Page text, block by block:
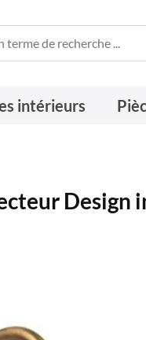
intérieurs
Design